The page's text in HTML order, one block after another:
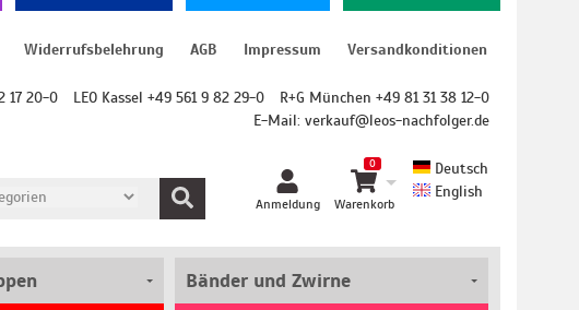
Widerrufsbelehrung AGB Impressum Versandkonditionen
17 20-0 LEO Kassel +49 561 9 82 29-0
R+G München +49 81 31 38 12-0
E-Mail: verkauf@leos-nachfolger.de
Anmeldung
0
Warenkorb
Deutsch
English
Bänder und Zwirne